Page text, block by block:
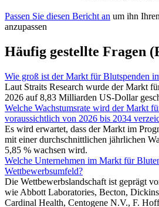
Passen Sie diesen Bericht an um ihn
anzupassen
Häufig gestellte Fragen
Wie groß ist der Markt für Blutspenden
Laut Straits Research wurde der Markt
2026 auf 8,83 Milliarden US-Dollar
Welche Wachstumsrate wird der Markt
voraussichtlich von 2026 bis 2034
Es wird erwartet, dass der Markt im
mit einer durchschnittlichen jährlichen
5,85 % wachsen wird.
Welche Unternehmen im Markt für
Wettbewerbsumfeld?
Die Wettbewerbslandschaft ist geprägt
wie Abbott Laboratories, Becton,
Cardinal Health, Centogene N.V., F.